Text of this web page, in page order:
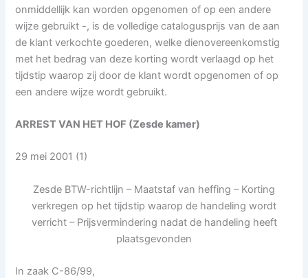
onmiddellijk kan worden opgenomen of op een andere
wijze gebruikt -, is de volledige catalogusprijs van de aan
de klant verkochte goederen, welke dienovereenkomstig
met het bedrag van deze korting wordt verlaagd op het
tijdstip waarop zij door de klant wordt opgenomen of op
een andere wijze wordt gebruikt.
ARREST VAN HET HOF (Zesde kamer)
29 mei 2001 (1)
Zesde BTW-richtlijn – Maatstaf van heffing – Korting
verkregen op het tijdstip waarop de handeling wordt
verricht – Prijsvermindering nadat de handeling heeft
plaatsgevonden
In zaak C-86/99,